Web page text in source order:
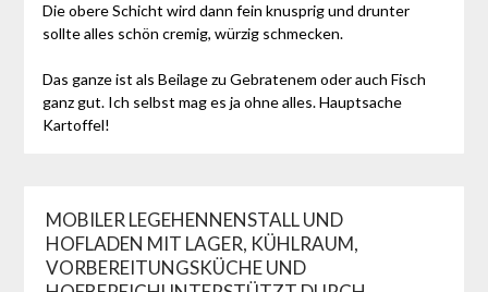
Die obere Schicht wird dann fein knusprig und drunter
sollte alles schön cremig, würzig schmecken.
Das ganze ist als Beilage zu Gebratenem oder auch Fisch
ganz gut. Ich selbst mag es ja ohne alles. Hauptsache
Kartoffel!
MOBILER LEGEHENNENSTALL UND
HOFLADEN MIT LAGER, KÜHLRAUM,
VORBEREITUNGSKÜCHE UND